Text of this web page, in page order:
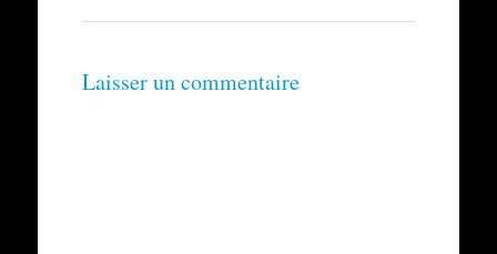
Laisser un commentaire